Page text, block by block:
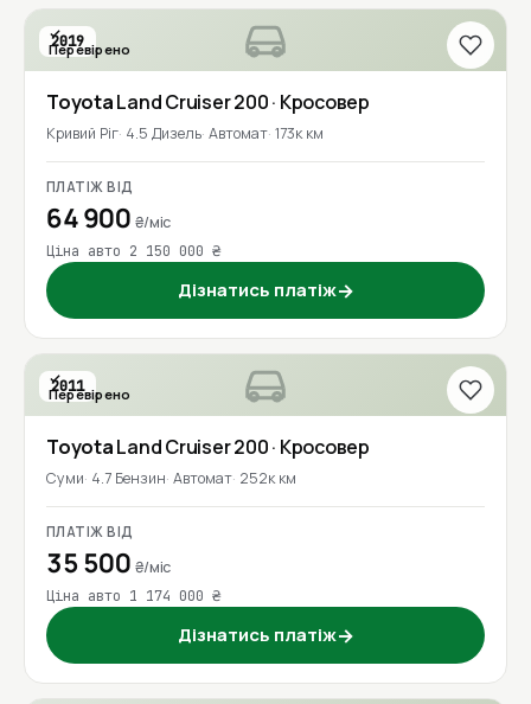
2019
Перевірено
ToyotaLand Cruiser 200· Кросовер
Кривий Ріг 4.5 Дизель Автомат 173к км
ПЛАТІЖ ВІД
64 900 ₴/міс
Ціна авто 2 150 000 ₴
Дізнатись платіж→
2011
Перевірено
ToyotaLand Cruiser 200· Кросовер
Суми 4.7 Бензин Автомат 252к км
ПЛАТІЖ ВІД
35 500 ₴/міс
Ціна авто 1 174 000 ₴
Дізнатись платіж→